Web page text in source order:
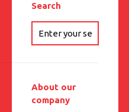
Search
About our
company